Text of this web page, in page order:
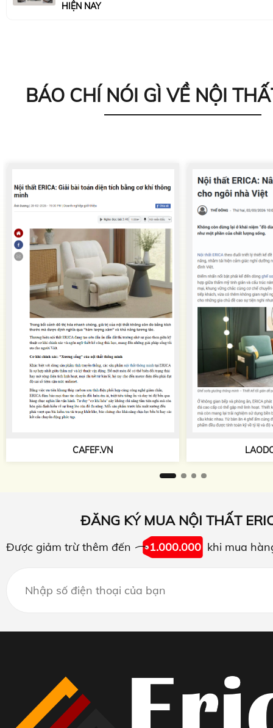
HIỆN NAY
BÁO CHÍ NÓI GÌ VỀ NỘI
LAODONG.VN
ĐĂNG KÝ MUA NỘI THẤT
Được giảm trừ thêm đến 1.000.000 khi mua